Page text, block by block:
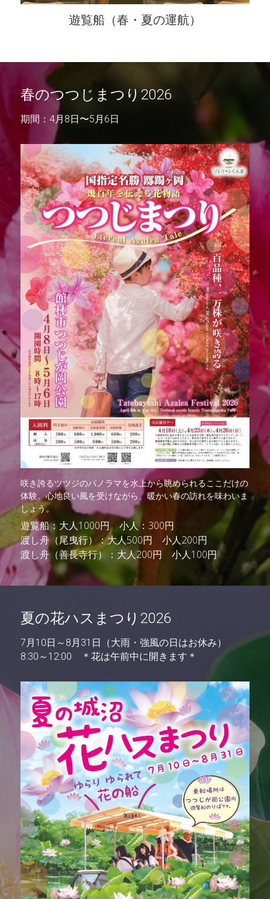
遊覧船（春・夏の運航）
春のつつじまつり2026
期間：4月8日〜5月6日
咲き誇るツツジのパノラマを水上から眺められるここだけの
体験。心地良い風を受けながら、暖かい春の訪れを味わいま
しょう。
遊覧船：大人1000円　小人：300円
渡し舟（尾曳行）：大人500円　小人200円
渡し舟（善長寺行）：大人200円　小人100円
夏の花ハスまつり2026
7月10日～8月31日（大雨・強風の日はお休み）
8:30～12:00　＊花は午前中に開きます＊